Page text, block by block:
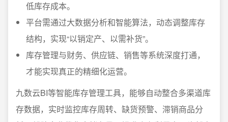
低库存成本。
平台需通过大数据分析和智能算法，动态调整库存
结构，实现“以销定产、以需补货”。
库存管理与财务、供应链、销售等系统深度打通，
才能实现真正的精细化运营。
九数云BI等智能库存管理工具，能够自动整合多渠道库
存数据，实时监控库存周转、缺货预警、滞销商品分